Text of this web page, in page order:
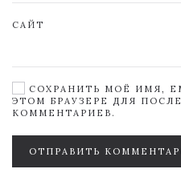
САЙТ
СОХРАНИТЬ МОЁ ИМЯ,
ЭТОМ БРАУЗЕРЕ ДЛЯ
КОММЕНТАРИЕВ.
ОТПРАВИТЬ